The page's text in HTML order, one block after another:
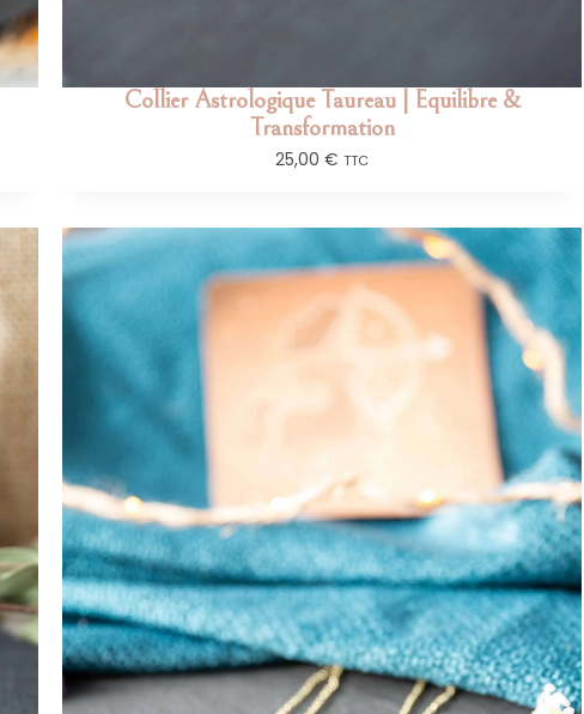
Collier Astrologique Taureau | Équilibre &
Transformation
25,00 € TTC